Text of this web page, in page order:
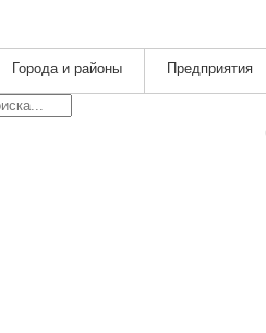
Города и районы Предприятия